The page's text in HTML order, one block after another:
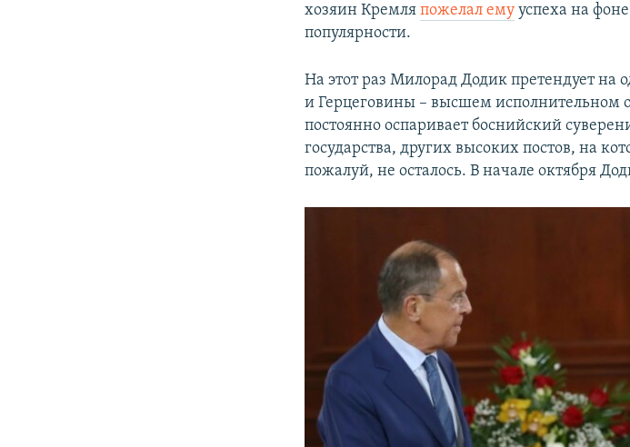
хозяин Кремляпожелал ему успеха на
популярности.
На этот раз Милорад Додик претендует на
и Герцеговины – высшем исполнительном
постоянно оспаривает боснийский
государства, других высоких постов, на
пожалуй, не осталось. В начале октября